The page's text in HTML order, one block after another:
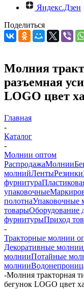
Яндекс.Дзен
Поделиться
Молния
разъемная
LOGO цвет
Главная
-
Каталог
-
Молнии оптом
РаспродажаМолнии
молнийЛентыРезинки
фурнитура
упаковочные
полотнаУпаковочные
товарыОборудование
фурнитурыПриход
-
Тракторные молнии
Декоративные молнии
молнииПотайные
молнии
-Молния тракторная
бегунок LOGO цвет